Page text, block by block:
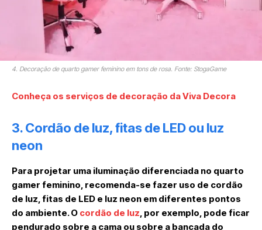
4. Decoração de quarto gamer feminino em tons de rosa. Fonte: StogaGame
Conheça os serviços de decoração da Viva Decora
3. Cordão de luz, fitas de LED ou luz
neon
Para projetar uma iluminação diferenciada no quarto
gamer feminino, recomenda-se fazer uso de cordão
de luz, fitas de LED e luz neon em diferentes pontos
do ambiente. O cordão de luz, por exemplo, pode ficar
pendurado sobre a cama ou sobre a bancada do